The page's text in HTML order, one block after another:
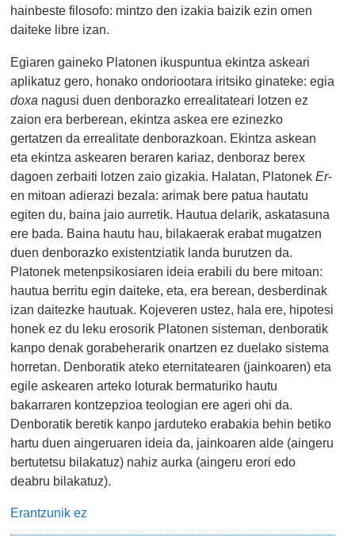
hainbeste filosofo: mintzo den izakia baizik ezin omen
daiteke libre izan.
Egiaren gaineko Platonen ikuspuntua ekintza askeari
aplikatuz gero, honako ondoriootara iritsiko ginateke: egia
doxa nagusi duen denborazko errealitateari lotzen ez
zaion era berberean, ekintza askea ere ezinezko
gertatzen da errealitate denborazkoan. Ekintza askean
eta ekintza askearen beraren kariaz, denboraz berex
dagoen zerbaiti lotzen zaio gizakia. Halatan, Platonek Er-
en mitoan adierazi bezala: arimak bere patua hautatu
egiten du, baina jaio aurretik. Hautua delarik, askatasuna
ere bada. Baina hautu hau, bilakaerak erabat mugatzen
duen denborazko existentziatik landa burutzen da.
Platonek metenpsikosiaren ideia erabili du bere mitoan:
hautua berritu egin daiteke, eta, era berean, desberdinak
izan daitezke hautuak. Kojeveren ustez, hala ere, hipotesi
honek ez du leku erosorik Platonen sisteman, denboratik
kanpo denak gorabeherarik onartzen ez duelako sistema
horretan. Denboratik ateko eternitatearen (jainkoaren) eta
egile askearen arteko loturak bermaturiko hautu
bakarraren kontzepzioa teologian ere ageri ohi da.
Denboratik beretik kanpo jarduteko erabakia behin betiko
hartu duen aingeruaren ideia da, jainkoaren alde (aingeru
bertutetsu bilakatuz) nahiz aurka (aingeru erori edo
deabru bilakatuz).
Erantzunik ez